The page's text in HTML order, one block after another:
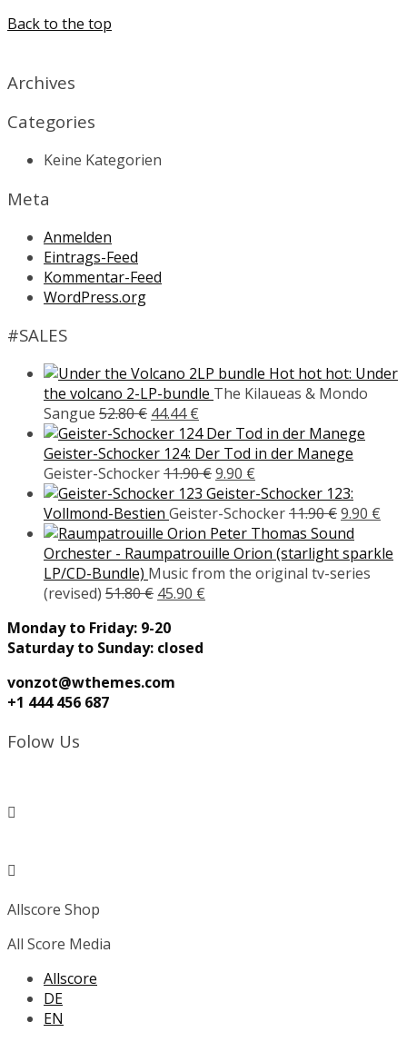
Back to the top
Archives
Categories
Keine Kategorien
Meta
Anmelden
Eintrags-Feed
Kommentar-Feed
WordPress.org
#SALES
Hot hot hot: Under
the volcano 2-LP-bundle The Kilaueas & Mondo
Sangue 52.80€ Ursprünglicher
Preis
war:
52.80 €
44.44€
Preis
ist:
44.44 €.
Geister-Schocker 124: Der Tod in der Manege
Geister-Schocker11.90€Ursprünglicher
Preis
war:
11.90 €
9.90 €
Preis
ist:
9.90 €.
Geister-Schocker 123:
Vollmond-Bestien Geister-Schocker11.90€
Preis
war:
11.90 €
9.90 €
ist:
Peter Thomas Sound
Orchester - Raumpatrouille Orion (starlight sparkle
LP/CD-Bundle) Music from the original tv-series
(revised) 51.80€ Ursprünglicher
war:
51.80 €
45.90 €
Monday to Friday: 9-20
Saturday to Sunday: closed
vonzot@wthemes.com
+1 444 456 687
Folow Us
Allscore Shop
All Score Media
Allscore
DE
EN